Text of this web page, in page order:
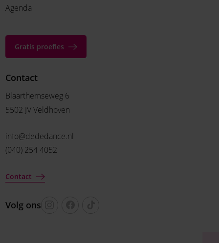
Agenda
Gratis proefles
Contact
Blaarthemseweg 6
5502 JV Veldhoven
info@dededance.nl
(040) 254 4052
Contact
Volg ons